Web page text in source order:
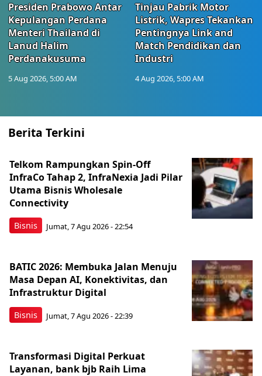
Presiden Prabowo Antar
Kepulangan Perdana
Menteri Thailand di
Lanud Halim
Perdanakusuma
5 Aug 2026, 5:00 AM
Tinjau Pabrik Motor
Listrik, Wapres Tekankan
Pentingnya Link and
Match Pendidikan dan
Industri
4 Aug 2026, 5:00 AM
Berita Terkini
Bisnis
Telkom Rampungkan Spin-Off
InfraCo Tahap 2, InfraNexia Jadi Pilar
Utama Bisnis Wholesale
Connectivity
Jumat, 7 Agu 2026 - 22:54
Bisnis
BATIC 2026: Membuka Jalan Menuju
Masa Depan AI, Konektivitas, dan
Infrastruktur Digital
Jumat, 7 Agu 2026 - 22:39
Transformasi Digital Perkuat
Layanan, bank bjb Raih Lima